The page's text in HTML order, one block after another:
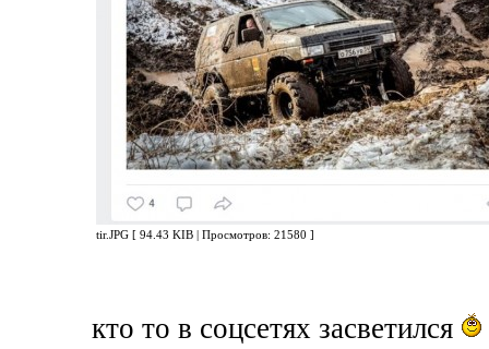
tir.JPG [ 94.43 KIB | Просмотров: 21580 ]
кто то в соцсетях засветился